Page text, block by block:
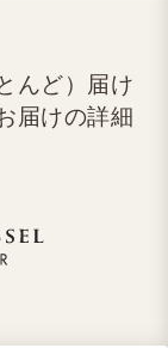
んど）届け
届けの詳細